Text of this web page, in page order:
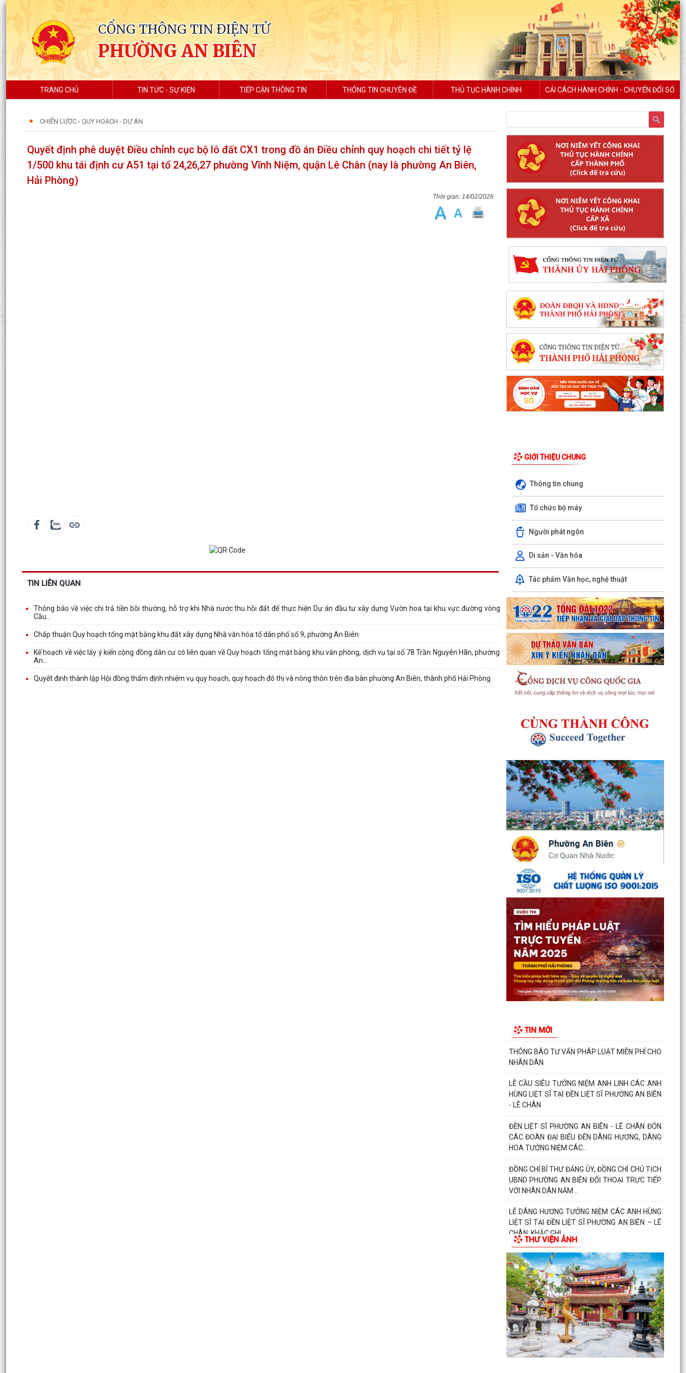
CỔNG THÔNG TIN ĐIỆN TỬ
PHƯỜNG AN BIÊN
TRANG CHỦ TIN TỨC - SỰ KIỆN TIẾP CẬN THÔNG TIN THÔNG TIN CHUYÊN ĐỀ THỦ TỤC HÀNH CHÍNH CẢI CÁCH HÀNH CHÍNH - CHUYỂN ĐỔI SỐ
CHIẾN LƯỢC - QUY HOẠCH - DỰ ÁN
Quyết định phê duyệt Điều chỉnh cục bộ lô đất CX1 trong đồ án Điều chỉnh quy hoạch chi tiết tỷ lệ
1/500 khu tái định cư A51 tại tổ 24,26,27 phường Vĩnh Niệm, quận Lê Chân (nay là phường An Biên,
Hải Phòng)
14/02/2026
TIN LIÊN QUAN
Thông báo về việc chi trả tiền bồi thường, hỗ trợ khi Nhà nước thu hồi đất để thực hiện Dự án đầu tư xây dựng Vườn hoa tại khu vực đường vòng
Cầu...
Chấp thuận Quy hoạch tổng mặt bằng khu đất xây dựng Nhà văn hóa tổ dân phố số 9, phường An Biên
Kế hoạch về việc lấy ý kiến cộng đồng dân cư có liên quan về Quy hoạch tổng mặt bằng khu văn phòng, dịch vụ tại số 78 Trần Nguyên Hãn, phường
An...
Quyết định thành lập Hội đồng thẩm định nhiệm vụ quy hoạch, quy hoạch đô thị và nông thôn trên địa bàn phường An Biên, thành phố Hải Phòng
GIỚI THIỆU CHUNG
Thông tin chung
Tổ chức bộ máy
Người phát ngôn
Di sản - Văn hóa
Tác phẩm Văn học, nghệ thuật
TIN MỚI
UBND phường An Biên phát động hưởng ứng
Cuộc thi và Triển lãm ảnh nghệ thuật cấp quốc
gia “Tự hào...
ĐỒNG CHÍ PHÓ BÍ THƯ THƯỜNG TRỰC ĐẢNG ỦY
PHƯỜNG DỰ SINH HOẠT CHI BỘ THÁNG 8 TẠI
CHI BỘ TRƯỜNG MẦM...
UBND phường An Biên lập Điều chỉnh cục bộ quy
hoạch phân khu tỷ lệ 1/2.000 quận Lê Chân đến
năm 2040
Thông báo về việc tăng cường bảo đảm trật tự
an toàn giao thông, trật tự đường hè trên địa
bàn...
ty Cổ...
THÔNG BÁO TƯ VẤN PHÁP LUẬT MIỄN PHÍ CHO
NHÂN DÂN
LỄ CẦU SIÊU TƯỞNG NIỆM ANH LINH CÁC ANH
HÙNG LIỆT SĨ TẠI ĐỀN LIỆT SĨ PHƯỜNG AN BIÊN
- LÊ CHÂN
ĐỀN LIỆT SĨ PHƯỜNG AN BIÊN - LÊ CHÂN ĐÓN
CÁC ĐOÀN ĐẠI BIỂU ĐẾN DÂNG HƯƠNG, DÂNG
HOA TƯỞNG NIỆM CÁC...
ĐỒNG CHÍ BÍ THƯ ĐẢNG ỦY, ĐỒNG CHÍ CHỦ TỊCH
UBND PHƯỜNG AN BIÊN ĐỐI THOẠI TRỰC TIẾP
VỚI NHÂN DÂN NĂM...
LỄ DÂNG HƯƠNG TƯỞNG NIỆM CÁC ANH HÙNG
LIỆT SĨ TẠI ĐỀN LIỆT SĨ PHƯỜNG AN BIÊN – LÊ
CHÂN: KHẮC GHI...
CÁN BỘ NỮ VÀ CÁN BỘ HỘI LHPN PHƯỜNG AN
BIÊN DÂNG HƯƠNG TƯỞNG NIỆM CÁC ANH
HÙNG LIỆT SĨ NHÂN KỶ...
PHƯỜNG AN BIÊN HỌP NGHE BÁO CÁO VỀ
CÔNG TÁC TÁI ĐỊNH CƯ VÀ TIẾN ĐỘ GIẢI PHÓNG
MẶT BẰNG DỰ ÁN TUYẾN...
TRAO TẶNG QUÀ TRI ÂN THƯƠNG BINH, GIA
ĐÌNH LIỆT SĨ CÓ HOÀN CẢNH KHÓ KHĂN NHÂN
THƯ VIỆN ẢNH